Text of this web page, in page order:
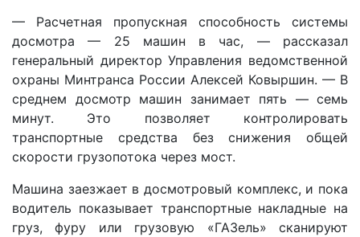
— Расчетная пропускная способность системы
досмотра — 25 машин в час, — рассказал
генеральный директор Управления ведомственной
охраны Минтранса России Алексей Ковыршин. — В
среднем досмотр машин занимает пять — семь
минут. Это позволяет контролировать
транспортные средства без снижения общей
скорости грузопотока через мост.
Машина заезжает в досмотровый комплекс, и пока
водитель показывает транспортные накладные на
груз, фуру или грузовую «ГАЗель» сканируют